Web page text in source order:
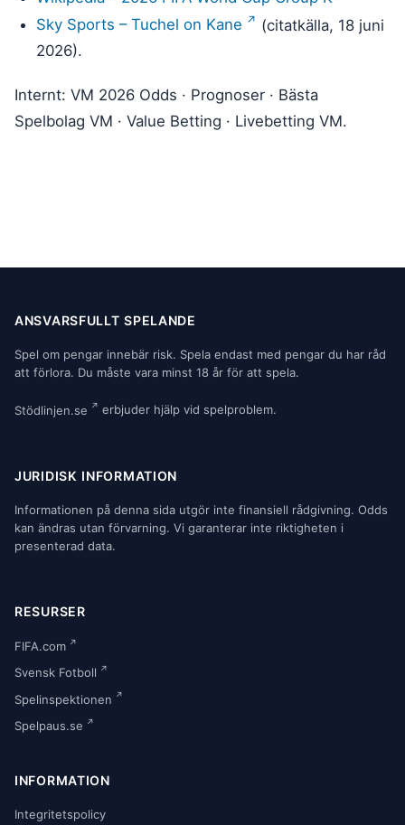
Sky Sports – Tuchel on Kane
(citatkälla, 18 juni
2026).
Internt: VM 2026 Odds · Prognoser · Bästa
Spelbolag VM · Value Betting · Livebetting VM.
ANSVARSFULLT SPELANDE
Spel om pengar innebär risk. Spela endast med pengar du har råd
att förlora. Du måste vara minst 18 år för att spela.
Stödlinjen.se erbjuder hjälp vid spelproblem.
JURIDISK INFORMATION
Informationen på denna sida utgör inte finansiell rådgivning. Odds
kan ändras utan förvarning. Vi garanterar inte riktigheten i
presenterad data.
RESURSER
FIFA.com
Svensk Fotboll
Spelinspektionen
Spelpaus.se
INFORMATION
Integritetspolicy